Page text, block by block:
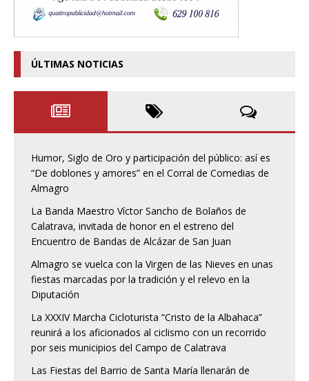
ÚLTIMAS NOTICIAS
Humor, Siglo de Oro y participación del público: así es
“De doblones y amores” en el Corral de Comedias de
Almagro
La Banda Maestro Víctor Sancho de Bolaños de
Calatrava, invitada de honor en el estreno del
Encuentro de Bandas de Alcázar de San Juan
Almagro se vuelca con la Virgen de las Nieves en unas
fiestas marcadas por la tradición y el relevo en la
Diputación
La XXXIV Marcha Cicloturista “Cristo de la Albahaca”
reunirá a los aficionados al ciclismo con un recorrido
por seis municipios del Campo de Calatrava
Las Fiestas del Barrio de Santa María llenarán de